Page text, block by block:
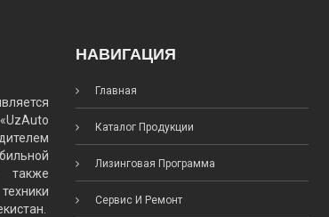
НАВИГАЦИЯ
Главная
Каталог Продукции
Лизинговая Программа
Сервис И Ремонт